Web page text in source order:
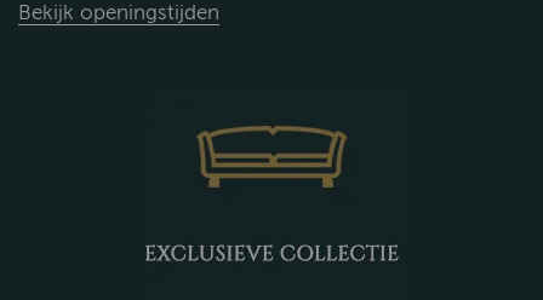
Bekijk openingstijden